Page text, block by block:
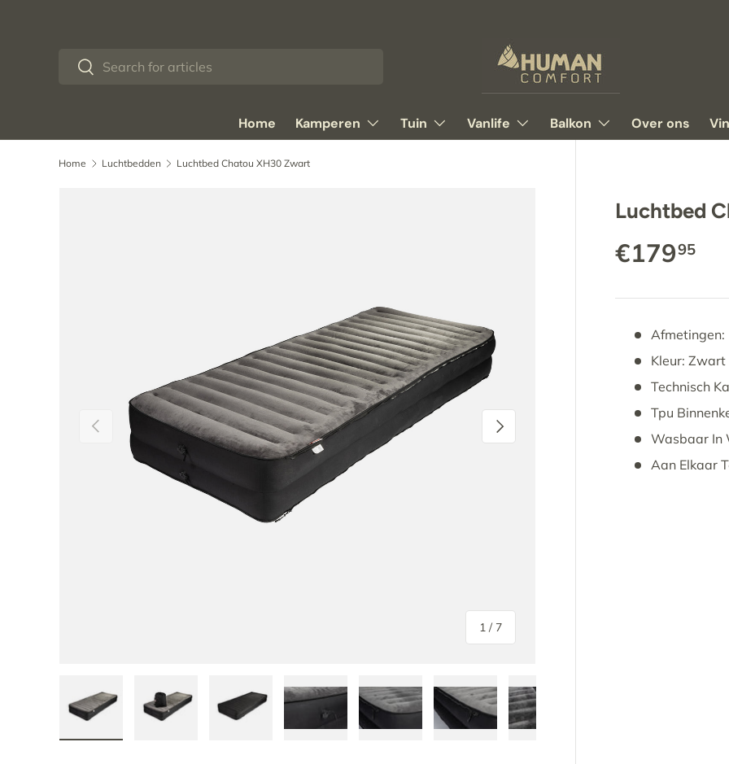
Zoeken
Zoeken
Home Kamperen Tuin Vanlife Balkon Over ons
Home Luchtbedden Luchtbed Chatou XH30 Zwart
Vorige
1 / van
7
Volgende
Luchtbed
€17995
Kleur: Zwart
Technisch
Tpu
Wasbaar In
Aan Elkaar